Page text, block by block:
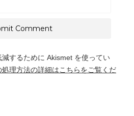
するために Akismet を使ってい
処理方法の詳細はこちらをご覧くだ